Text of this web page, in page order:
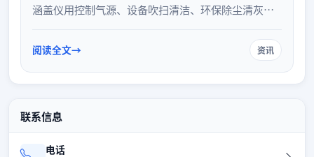
涵盖仪用控制气源、设备吹扫清洁、环保除尘清灰及
要求与维护要点，助力电厂提升系统稳定性与整体运
阅读全文 资讯
联系信息
电话